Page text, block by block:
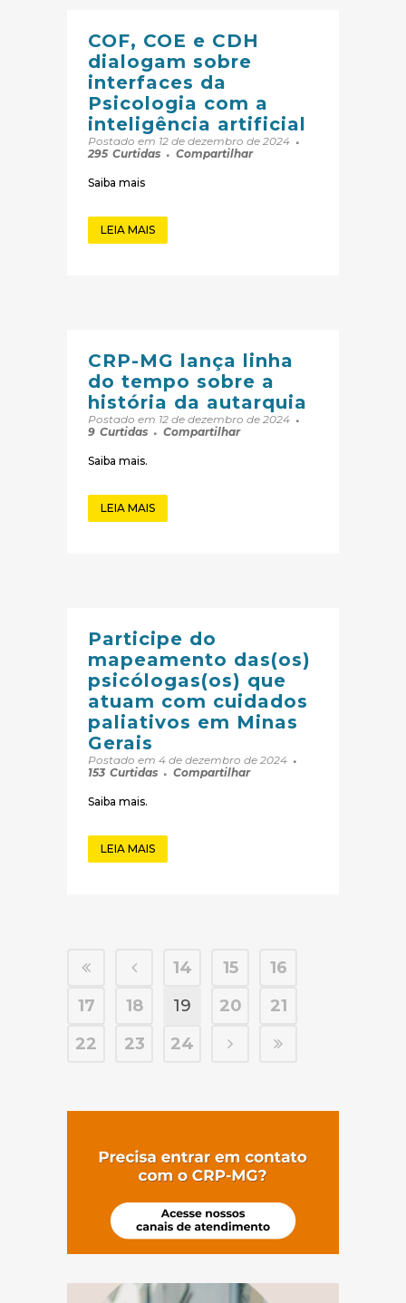
COF, COE e CDH
dialogam sobre
interfaces da
Psicologia com a
inteligência artificial
Postado em 12 de dezembro de 2024
295 Curtidas Compartilhar
Saiba mais
LEIA MAIS
CRP-MG lança linha
do tempo sobre a
história da autarquia
Postado em 12 de dezembro de 2024
9 Curtidas Compartilhar
Saiba mais.
LEIA MAIS
Participe do
mapeamento das(os)
psicólogas(os) que
atuam com cuidados
paliativos em Minas
Gerais
Postado em 4 de dezembro de 2024
153 Curtidas Compartilhar
Saiba mais.
LEIA MAIS
14 15
16
17
18 19 20
21
22
23 24